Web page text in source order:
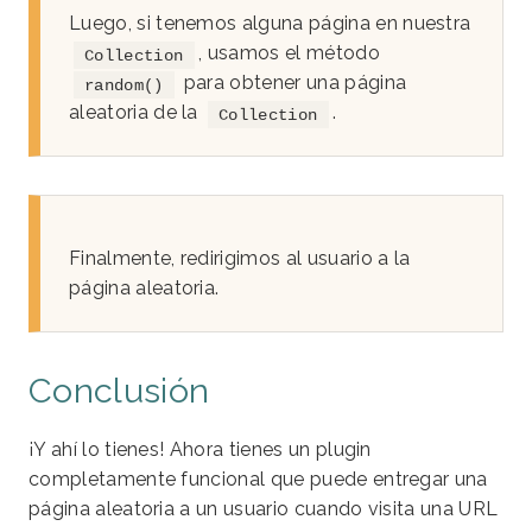
Luego, si tenemos alguna página en nuestra
Collection , usamos el método
random()
para obtener una página
aleatoria de la
Collection .
Finalmente, redirigimos al usuario a la
página aleatoria.
Conclusión
¡Y ahí lo tienes! Ahora tienes un plugin
completamente funcional que puede entregar una
página aleatoria a un usuario cuando visita una URL